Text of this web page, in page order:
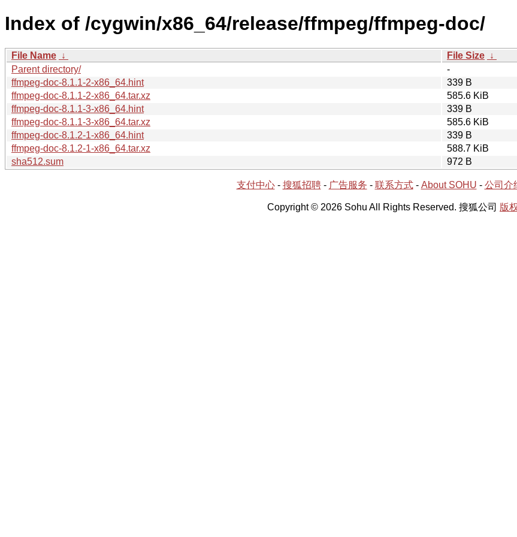
Index of /cygwin/x86_64/release/ffmpeg/ffmpeg-doc/
File Name ↓ File Size ↓
Parent directory/
-
ffmpeg-doc-8.1.1-2-x86_64.hint
339 B
ffmpeg-doc-8.1.1-2-x86_64.tar.xz
585.6 KiB
ffmpeg-doc-8.1.1-3-x86_64.hint
339 B
ffmpeg-doc-8.1.1-3-x86_64.tar.xz
585.6 KiB
ffmpeg-doc-8.1.2-1-x86_64.hint
339 B
ffmpeg-doc-8.1.2-1-x86_64.tar.xz
588.7 KiB
sha512.sum
972 B
支付中心- 搜狐招聘- 广告服务 - 联系方式- About SOHU - 公司介
Copyright © 2026 Sohu All Rights Reserved. 搜狐公司 版